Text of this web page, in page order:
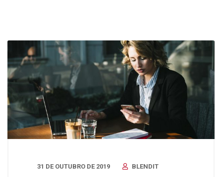
31 DE OUTUBRO DE 2019
BLENDIT